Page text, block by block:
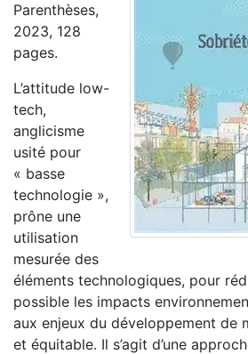
Parenthèses,
2023, 128
pages.
L’attitude low-
tech,
anglicisme
usité pour
« basse
technologie »,
prône une
utilisation
mesurée des
éléments technologiques, pour
possible les impacts
aux enjeux du développement de
et équitable. Il s’agit d’une